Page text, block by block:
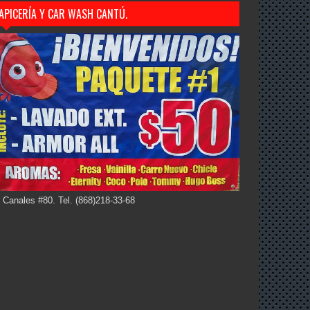
Y CAR WASH CANTÚ.
Canales #80. Tel. (868)218-33-68